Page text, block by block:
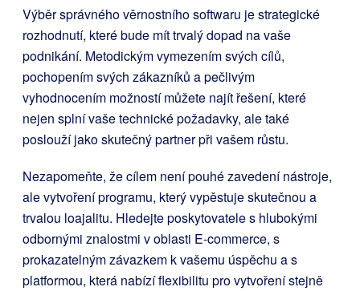
Výběr správného věrnostního softwaru je strategické
rozhodnutí, které bude mít trvalý dopad na vaše
podnikání. Metodickým vymezením svých cílů,
pochopením svých zákazníků a pečlivým
vyhodnocením možností můžete najít řešení, které
nejen splní vaše technické požadavky, ale také
poslouží jako skutečný partner při vašem růstu.
Nezapomeňte, že cílem není pouhé zavedení nástroje,
ale vytvoření programu, který vypěstuje skutečnou a
trvalou loajalitu. Hledejte poskytovatele s hlubokými
odbornými znalostmi v oblasti E-commerce, s
prokazatelným závazkem k vašemu úspěchu a s
platformou, která nabízí flexibilitu pro vytvoření stejně